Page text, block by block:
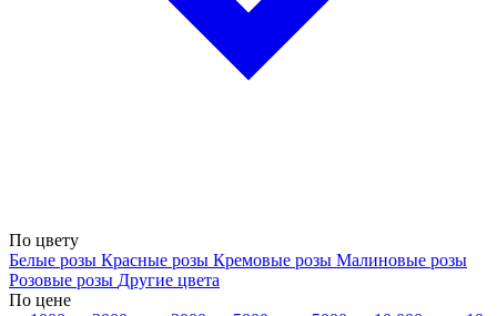
По цвету
Белые розы Красные розы Кремовые розы Малиновые розы
Розовые розы Другие цвета
По цене